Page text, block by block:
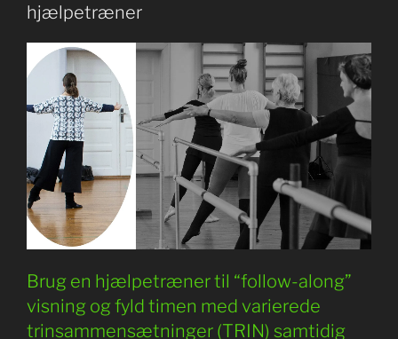
hjælpetræner
Brug en hjælpetræner til “follow-along”
visning og fyld timen med varierede
trinsammensætninger (TRIN) samtidig